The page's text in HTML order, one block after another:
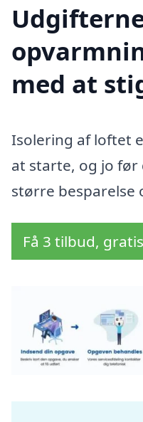
med at
Isolering af loftet
at starte, og jo
større besparelse
Få 3 tilbud,